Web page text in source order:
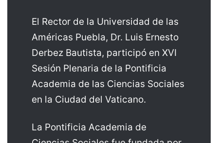
El Rector de la Universidad de las
Américas Puebla, Dr. Luis Ernesto
Derbez Bautista, participó en XVI
Sesión Plenaria de la Pontificia
Academia de las Ciencias Sociales
en la Ciudad del Vaticano.
La Pontificia Academia de